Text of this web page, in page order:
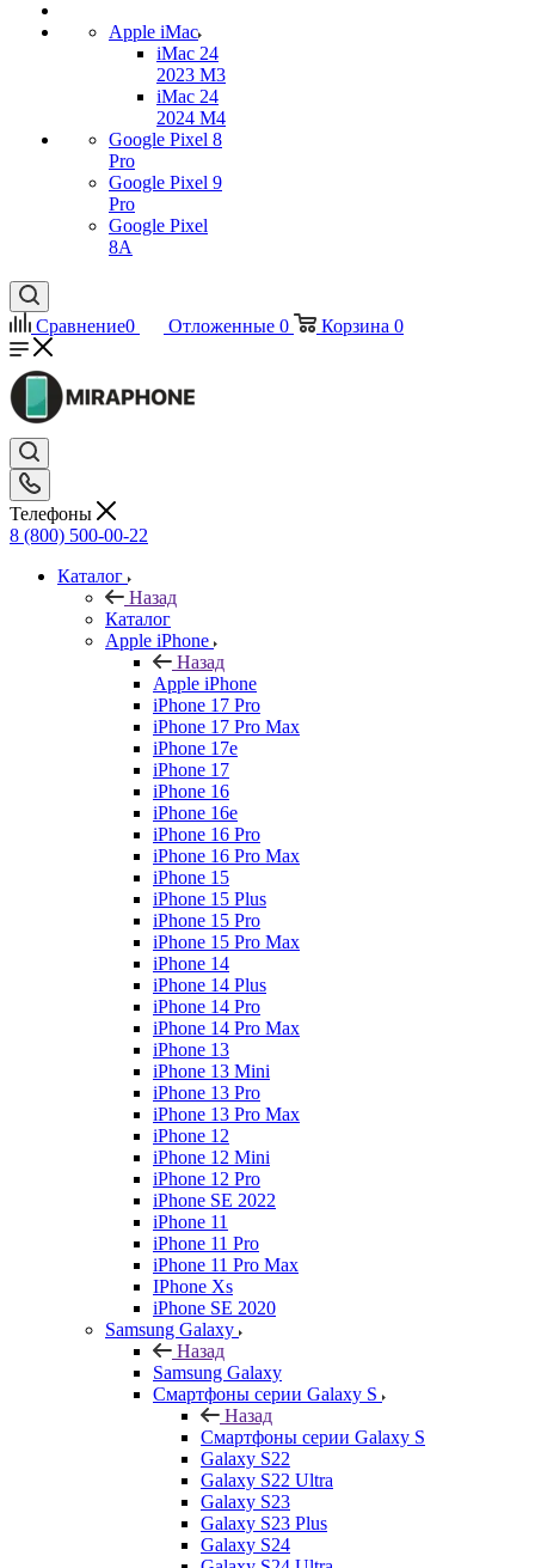
Apple iMac
iMac 24
2023 M3
iMac 24
2024 M4
Google Pixel 8
Pro
Google Pixel 9
Pro
Google Pixel
8A
Сравнение0 Отложенные 0 Корзина 0
Телефоны
8 (800) 500-00-22
Каталог
Назад
Каталог
Apple iPhone
Назад
Apple iPhone
iPhone 17 Pro
iPhone 17 Pro Max
iPhone 17e
iPhone 17
iPhone 16
iPhone 16e
iPhone 16 Pro
iPhone 16 Pro Max
iPhone 15
iPhone 15 Plus
iPhone 15 Pro
iPhone 15 Pro Max
iPhone 14
iPhone 14 Plus
iPhone 14 Pro
iPhone 14 Pro Max
iPhone 13
iPhone 13 Mini
iPhone 13 Pro
iPhone 13 Pro Max
iPhone 12
iPhone 12 Mini
iPhone 12 Pro
iPhone SE 2022
iPhone 11
iPhone 11 Pro
iPhone 11 Pro Max
IPhone Xs
iPhone SE 2020
Samsung Galaxy
Назад
Samsung Galaxy
Смартфоны серии Galaxy S
Назад
Смартфоны серии Galaxy S
Galaxy S22
Galaxy S22 Ultra
Galaxy S23
Galaxy S23 Plus
Galaxy S24